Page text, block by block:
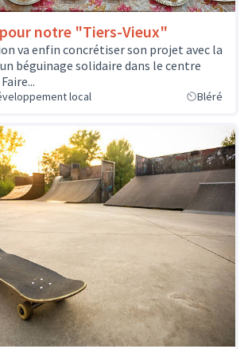
notre "Tiers-Vieux"
va enfin concrétiser son projet avec la
béguinage solidaire dans le centre
local Bléré